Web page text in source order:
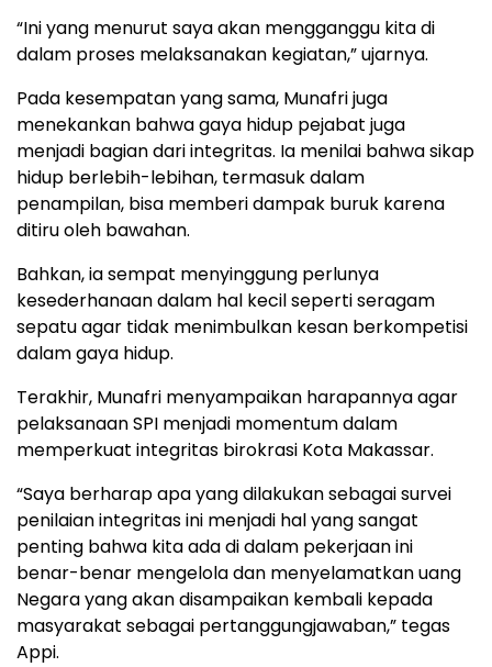
“Ini yang menurut saya akan mengganggu kita di
dalam proses melaksanakan kegiatan,” ujarnya.
Pada kesempatan yang sama, Munafri juga
menekankan bahwa gaya hidup pejabat juga
menjadi bagian dari integritas. Ia menilai bahwa sikap
hidup berlebih-lebihan, termasuk dalam
penampilan, bisa memberi dampak buruk karena
ditiru oleh bawahan.
Bahkan, ia sempat menyinggung perlunya
kesederhanaan dalam hal kecil seperti seragam
sepatu agar tidak menimbulkan kesan berkompetisi
dalam gaya hidup.
Terakhir, Munafri menyampaikan harapannya agar
pelaksanaan SPI menjadi momentum dalam
memperkuat integritas birokrasi Kota Makassar.
“Saya berharap apa yang dilakukan sebagai survei
penilaian integritas ini menjadi hal yang sangat
penting bahwa kita ada di dalam pekerjaan ini
benar-benar mengelola dan menyelamatkan uang
Negara yang akan disampaikan kembali kepada
masyarakat sebagai pertanggungjawaban,” tegas
Appi.